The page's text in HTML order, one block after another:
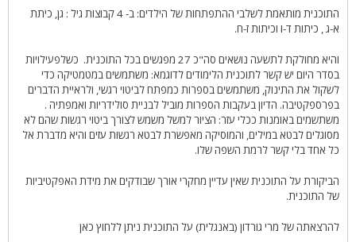
התוכנית מותאמת לשלבי ההתפתחות של הילדים: ב- 4 קבוצות גיל : גן, כיתת
א-ג , כיתות ד-ו וכיתות ז-ח.
והיא מחולקת לתשעה נושאים סה"כ 27 מפגשים בכל התוכנית. כשלפעילויות
בסדר היום יש קשר לתוכנית הלימודים לדוגמא: משתמשים במטמטיקה כדי
לשקול את התינוק, משתמשים בספרות כמפתח לביטוי רגשי, ולראיית הדברים
בפרספקטיבה. הדיון בעקבות הספרות מוביל לבניית סולידריות ואמפתיה .
משתשמים באומנות ככלי עזר: הציור למשל משמש לצורך ביטוי רגשות שהם לא
מסוגלים לבטא במילים, והמוסיקה מאפשרת לבטא רגשות עזים והיא מדברת אל
כל אחד בלי קשר לרמת השפה שלו.
הביקורת על התוכנית שאין עדיין מחקרי אורך שבודקים את מידת האפקטיביות
של התוכנית.
להרצאתה של מרי גורדון (באנגלית) על התוכנית ניתן ללחוץ כאן